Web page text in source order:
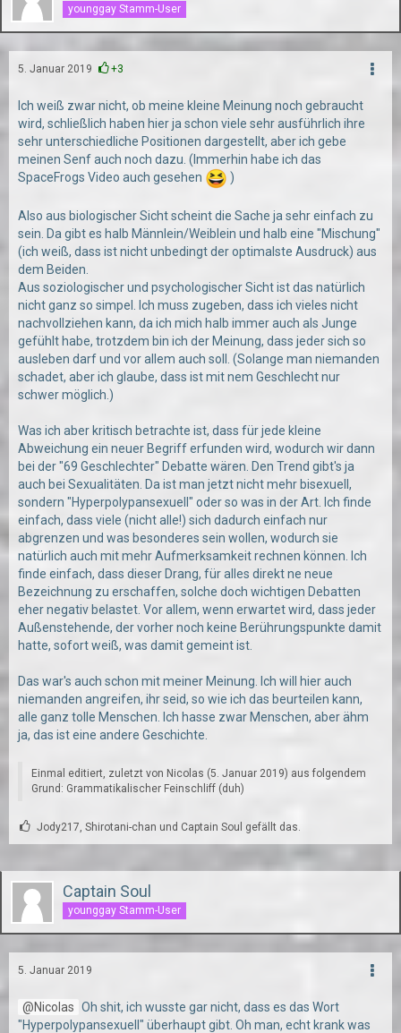
younggay Stamm-User
5. Januar 2019 +3
Ich weiß zwar nicht, ob meine kleine Meinung noch gebraucht
wird, schließlich haben hier ja schon viele sehr ausführlich ihre
sehr unterschiedliche Positionen dargestellt, aber ich gebe
meinen Senf auch noch dazu. (Immerhin habe ich das
SpaceFrogs Video auch gesehen
)
Also aus biologischer Sicht scheint die Sache ja sehr einfach zu
sein. Da gibt es halb Männlein/Weiblein und halb eine "Mischung"
(ich weiß, dass ist nicht unbedingt der optimalste Ausdruck) aus
dem Beiden.
Aus soziologischer und psychologischer Sicht ist das natürlich
nicht ganz so simpel. Ich muss zugeben, dass ich vieles nicht
nachvollziehen kann, da ich mich halb immer auch als Junge
gefühlt habe, trotzdem bin ich der Meinung, dass jeder sich so
ausleben darf und vor allem auch soll. (Solange man niemanden
schadet, aber ich glaube, dass ist mit nem Geschlecht nur
schwer möglich.)
Was ich aber kritisch betrachte ist, dass für jede kleine
Abweichung ein neuer Begriff erfunden wird, wodurch wir dann
bei der "69 Geschlechter" Debatte wären. Den Trend gibt's ja
auch bei Sexualitäten. Da ist man jetzt nicht mehr bisexuell,
sondern "Hyperpolypansexuell" oder so was in der Art. Ich finde
einfach, dass viele (nicht alle!) sich dadurch einfach nur
abgrenzen und was besonderes sein wollen, wodurch sie
natürlich auch mit mehr Aufmerksamkeit rechnen können. Ich
finde einfach, dass dieser Drang, für alles direkt ne neue
Bezeichnung zu erschaffen, solche doch wichtigen Debatten
eher negativ belastet. Vor allem, wenn erwartet wird, dass jeder
Außenstehende, der vorher noch keine Berührungspunkte damit
hatte, sofort weiß, was damit gemeint ist.
Das war's auch schon mit meiner Meinung. Ich will hier auch
niemanden angreifen, ihr seid, so wie ich das beurteilen kann,
alle ganz tolle Menschen. Ich hasse zwar Menschen, aber ähm
ja, das ist eine andere Geschichte.
Einmal editiert, zuletzt von Nicolas (5. Januar 2019) aus folgendem
Grund: Grammatikalischer Feinschliff (duh)
Jody217, Shirotani-chan und Captain Soul gefällt das.
Captain Soul
younggay Stamm-User
5. Januar 2019
Nicolas Oh shit, ich wusste gar nicht, dass es das Wort
"Hyperpolypansexuell" überhaupt gibt. Oh man, echt krank was